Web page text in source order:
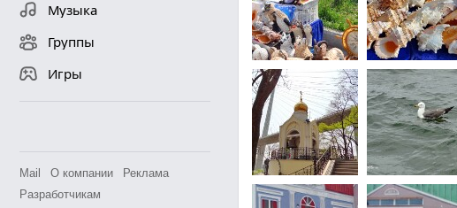
Музыка
Группы
Игры
Mail О компании
Реклама
Разработчикам